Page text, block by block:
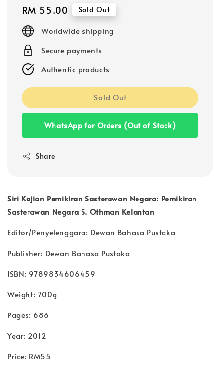
Regular
price
RM 55.00 Sold Out
Worldwide shipping
Secure payments
Authentic products
Sold Out
WhatsApp for Orders (Out of Stock)
Share
Siri Kajian Pemikiran Sasterawan Negara: Pemikiran
Sasterawan Negara S. Othman Kelantan
Editor/Penyelenggara: Dewan Bahasa Pustaka
Publisher: Dewan Bahasa Pustaka
ISBN: 9789834606459
Weight: 700g
Pages: 686
Year: 2012
Price: RM55